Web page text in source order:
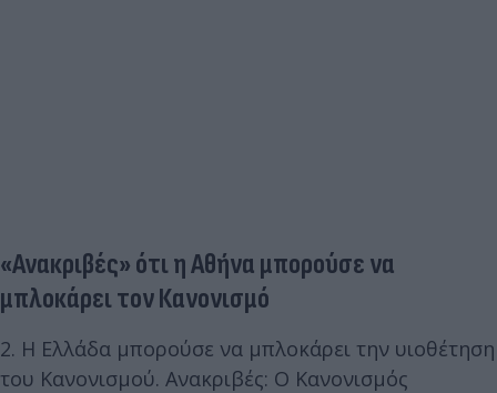
«Ανακριβές» ότι η Αθήνα μπορούσε να
μπλοκάρει τον Κανονισμό
2. Η Ελλάδα μπορούσε να μπλοκάρει την υιοθέτηση
του Κανονισμού. Ανακριβές: Ο Κανονισμός